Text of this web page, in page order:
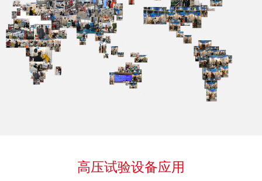
高压试验设备应用